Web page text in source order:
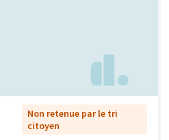
Non retenue par le tri
citoyen